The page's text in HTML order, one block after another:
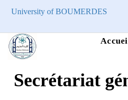
University of BOUMERDES
Secrétariat